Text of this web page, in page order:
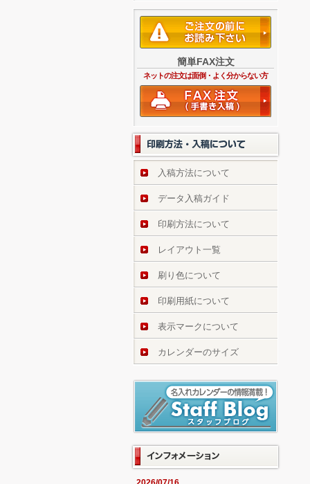
簡単FAX注文
ネットの注文は面倒・よく分からない方
入稿方法について
データ入稿ガイド
印刷方法について
レイアウト一覧
刷り色について
印刷用紙について
表示マークについて
カレンダーのサイズ